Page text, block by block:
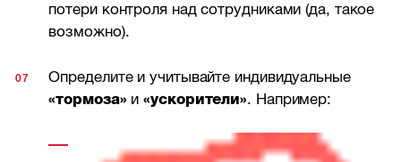
потери контроля над сотрудниками (да, такое
возможно).
Определите и учитывайте индивидуальные
«тормоза» и«ускорители». Например: